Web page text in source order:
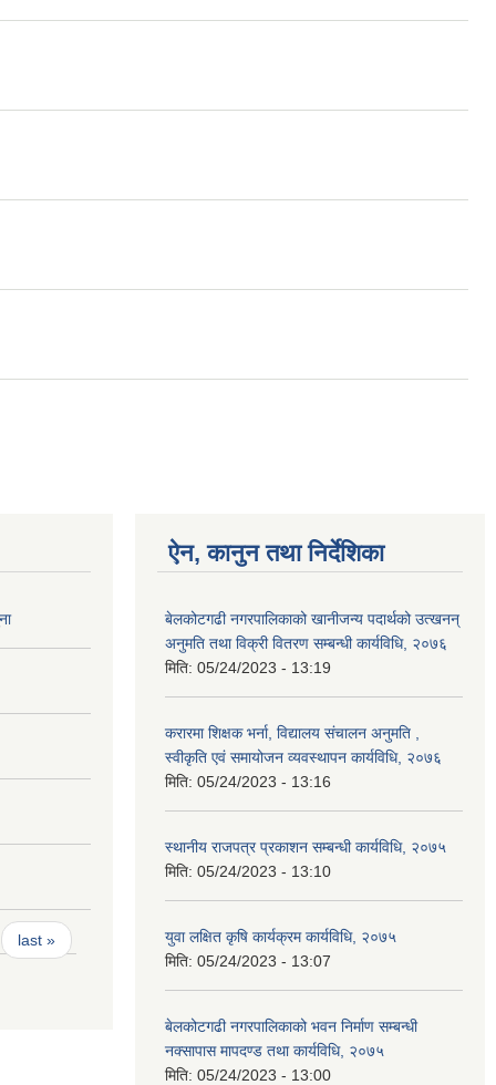
last »
ऐन, कानुन तथा निर्देशिका
बेलकोटगढी नगरपालिकाको खानीजन्य पदार्थको उत्खनन्
अनुमति तथा विक्री वितरण सम्बन्धी कार्यविधि, २०७६
मिति: 05/24/2023 - 13:19
करारमा शिक्षक भर्ना, विद्यालय संचालन अनुमति ,
स्वीकृति एवं समायोजन व्यवस्थापन कार्यविधि, २०७६
मिति: 05/24/2023 - 13:16
स्थानीय राजपत्र प्रकाशन सम्बन्धी कार्यविधि, २०७५
मिति: 05/24/2023 - 13:10
युवा लक्षित कृषि कार्यक्रम कार्यविधि, २०७५
मिति: 05/24/2023 - 13:07
बेलकोटगढी नगरपालिकाको भवन निर्माण सम्बन्धी
नक्सापास मापदण्ड तथा कार्यविधि, २०७५
मिति: 05/24/2023 - 13:00